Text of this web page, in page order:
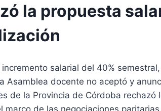
la propuesta
salarial del 40%
Asamblea docente no aceptó y
de la Provincia de Córdoba